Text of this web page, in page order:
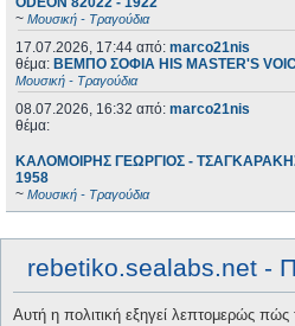
~ Μουσική - Τραγούδια
17.07.2026, 17:44 από: marco21nis
θέμα: ΒΕΜΠΟ ΣΟΦΙΑ HIS MASTER'S
Μουσική - Τραγούδια
08.07.2026, 16:32 από: marco21nis
θέμα:
ΚΑΛΟΜΟΙΡΗΣ ΓΕΩΡΓΙΟΣ -
1958
~ Μουσική - Τραγούδια
rebetiko.sealabs.net -
Αυτή η πολιτική εξηγεί λεπτομερώς